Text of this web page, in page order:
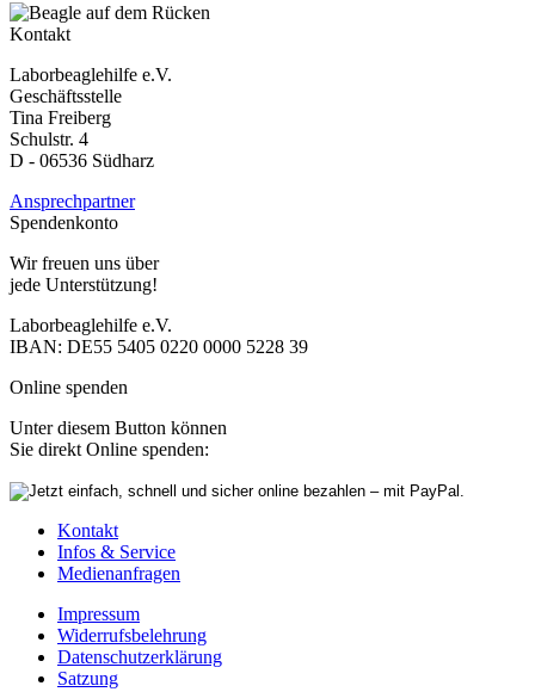
Kontakt
Laborbeaglehilfe e.V.
Geschäftsstelle
Tina Freiberg
Schulstr. 4
D - 06536 Südharz
Ansprechpartner
Spendenkonto
Wir freuen uns über
jede Unterstützung!
Laborbeaglehilfe e.V.
IBAN: DE55 5405 0220 0000 5228 39
Online spenden
Unter diesem Button können
Sie direkt Online spenden:
Kontakt
Infos & Service
Medienanfragen
Impressum
Widerrufsbelehrung
Datenschutzerklärung
Satzung